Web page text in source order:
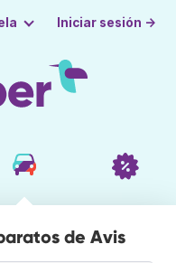
Iniciar sesión →
de Avis